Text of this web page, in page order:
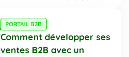
PORTAIL B2B
Comment développer ses
ventes B2B avec un